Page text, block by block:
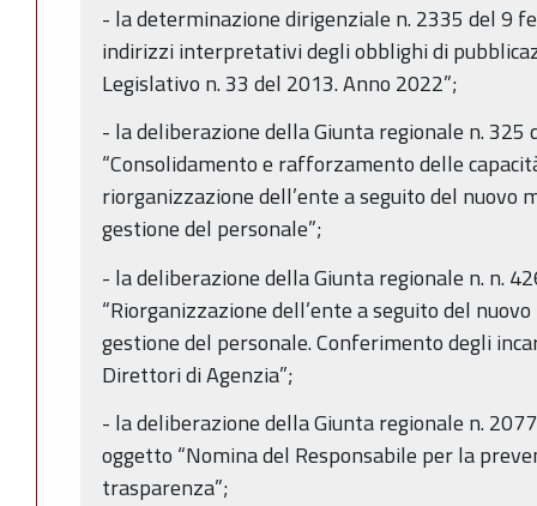
- la determinazione dirigenziale n. 2335 del 9
indirizzi interpretativi degli obblighi di
Legislativo n. 33 del 2013. Anno 2022”;
- la deliberazione della Giunta regionale n. 325
“Consolidamento e rafforzamento delle
riorganizzazione dell’ente a seguito del nuovo
gestione del personale”;
- la deliberazione della Giunta regionale n. n.
“Riorganizzazione dell’ente a seguito del
gestione del personale. Conferimento degli
Direttori di Agenzia”;
- la deliberazione della Giunta regionale n.
oggetto “Nomina del Responsabile per la
trasparenza”;